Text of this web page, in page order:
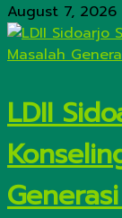
August 7, 2026
LDII